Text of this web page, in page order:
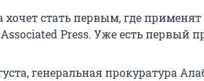
стать первым, где применят
Press. Уже есть первый
генеральная прокуратура